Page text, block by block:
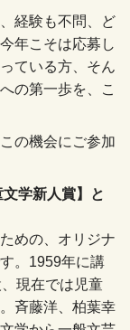
経験も不問、ど
年こそは応募し
ている方、そん
の第一歩を、こ
の機会にご参加
学新人賞】と
めの、オリジナ
。1959年に講
現在では児童
斉藤洋、柏葉幸